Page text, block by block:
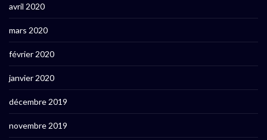
avril 2020
mars 2020
février 2020
janvier 2020
décembre 2019
novembre 2019